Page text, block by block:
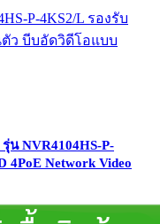
น NVR4104HS-P-
4PoE Network Video